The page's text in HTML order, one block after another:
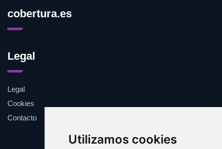
Utilizamos cookies
cobertura.es
Legal
Legal
Cookies
Contacto